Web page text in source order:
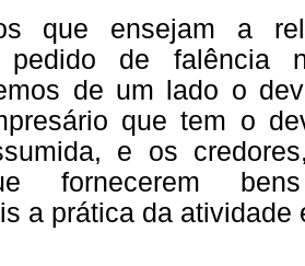
que ensejam a
pedido de falência
de um lado o
que tem o
e os
fornecerem
a prática da atividade